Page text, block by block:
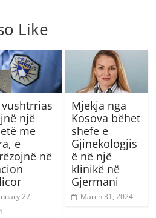
Like
vushtrrias
një
me
e
në
27,
Mjekja nga
Kosova bëhet
shefe e
Gjinekologjis
ë në një
klinikë në
Gjermani
March 31, 2024